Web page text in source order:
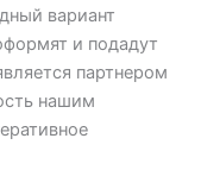
вариант
и подадут
партнером
нашим